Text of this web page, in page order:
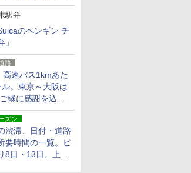
ーツは1990円に
駅弁
のペンギン チ
路
高速バス1kmあた
ル。東京～大阪は
縁に感謝を込め
念キャンペーン
ズン
渋滞、日付・道路
要時間の一覧。ピ
8日・13日、上り